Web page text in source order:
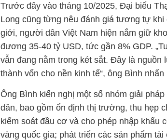
Trước đây vào tháng 10/2025, Đại biểu
Long cũng từng nêu đánh giá tương tự
giới, người dân Việt Nam hiện nắm giữ
đương 35-40 tỷ USD, tức gần 8% GDP.
vẫn đang nằm trong két sắt. Đây là
thành vốn cho nền kinh tế“, ông Bình nhấn
Ông Bình kiến nghị một số nhóm giải
dân, bao gồm ổn định thị trường, thu hẹp
kiểm soát đầu cơ và cho phép nhập khẩu
vàng quốc gia; phát triển các sản phẩm